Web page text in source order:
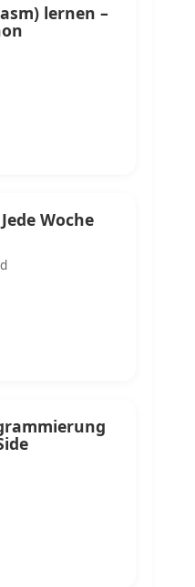
lernen –
Woche